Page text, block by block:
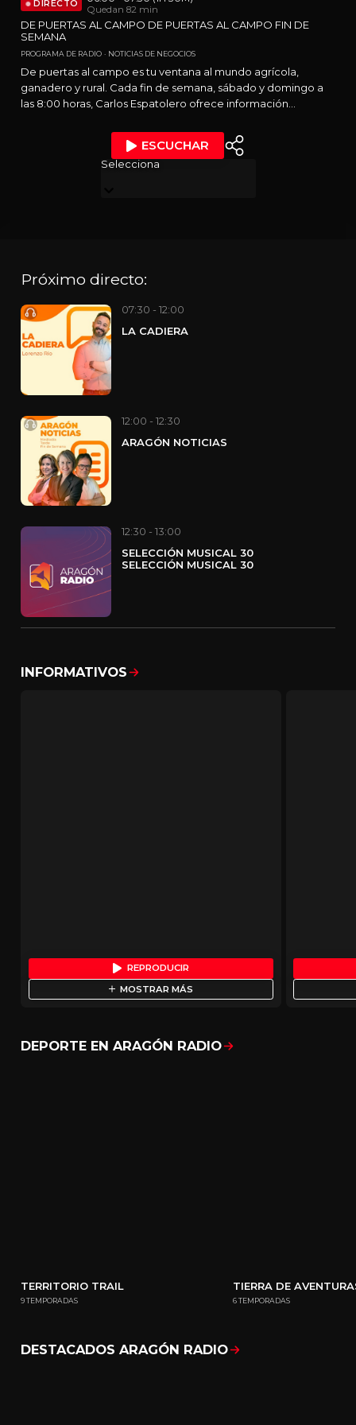
DIRECTO
Quedan 82 min
DE PUERTAS AL CAMPO DE PUERTAS AL CAMPO FIN DE
SEMANA
PROGRAMA DE RADIO NOTICIAS DE NEGOCIOS
De puertas al campo es tu ventana al mundo agrícola,
ganadero y rural. Cada fin de semana, sábado y domingo a
las 8:00 horas, Carlos Espatolero ofrece información
aragonés y los temas que impactan en el campo. Un
programa esencial para quienes viven, trabajan o sienten
pasión por el entorno rural.
ESCUCHAR
Selecciona
Próximo directo:
07:30 - 12:00
LA CADIERA
12:00 - 12:30
ARAGÓN NOTICIAS
12:30 - 13:00
SELECCIÓN MUSICAL 30
SELECCIÓN MUSICAL 30
INFORMATIVOS Mostrar todo
REPRODUCIR
MOSTRAR MÁS
DEPORTE EN ARAGÓN RADIOMostrar todo
TERRITORIO TRAIL
9 TEMPORADAS
TIERRA DE
6 TEMPORADAS
DESTACADOS ARAGÓN RADIOMostrar todo